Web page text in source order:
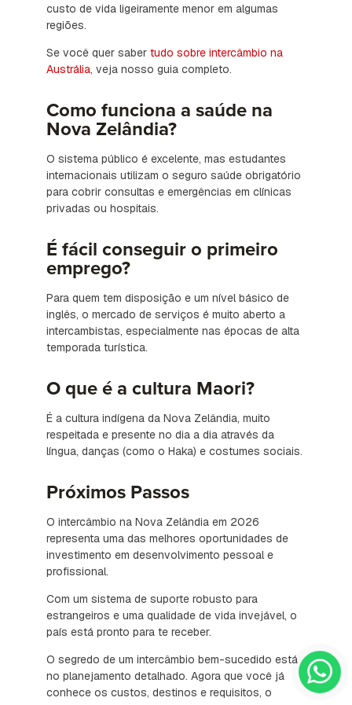
custo de vida ligeiramente menor em algumas
regiões.
Se você quer saber tudo sobre intercâmbio na
Austrália, veja nosso guia completo.
Como funciona a saúde na
Nova Zelândia?
O sistema público é excelente, mas estudantes
internacionais utilizam o seguro saúde obrigatório
para cobrir consultas e emergências em clínicas
privadas ou hospitais.
É fácil conseguir o primeiro
emprego?
Para quem tem disposição e um nível básico de
inglês, o mercado de serviços é muito aberto a
intercambistas, especialmente nas épocas de alta
temporada turística.
O que é a cultura Maori?
É a cultura indígena da Nova Zelândia, muito
respeitada e presente no dia a dia através da
língua, danças (como o Haka) e costumes sociais.
Próximos Passos
O intercâmbio na Nova Zelândia em 2026
representa uma das melhores oportunidades de
investimento em desenvolvimento pessoal e
profissional.
Com um sistema de suporte robusto para
estrangeiros e uma qualidade de vida invejável, o
país está pronto para te receber.
O segredo de um intercâmbio bem-sucedido está
no planejamento detalhado. Agora que você já
conhece os custos, destinos e requisitos, o